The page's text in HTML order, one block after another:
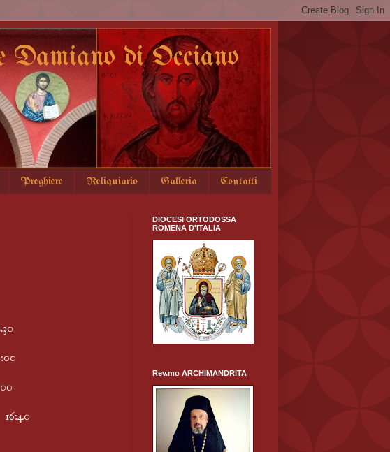
Damiano di Occiano
Preghiere Reliquiario Galleria Contatti
DIOCESI ORTODOSSA
ROMENA D'ITALIA
Rev.mo ARCHIMANDRITA